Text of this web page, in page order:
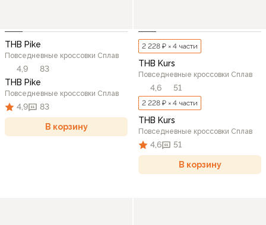
THB Pike
Повседневные кроссовки Сплав
4,9
83
THB Pike
Повседневные кроссовки Сплав
4,9 83
В корзину
2 228 ₽ × 4 части
THB Kurs
Повседневные кроссовки Сплав
4,6 51
2 228 ₽ × 4 части
THB Kurs
Повседневные кроссовки Сплав
4,6 51
В корзину